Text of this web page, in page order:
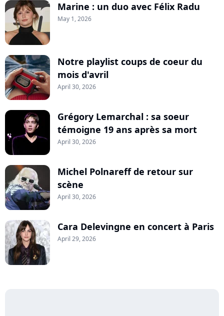
Marine : un duo avec Félix Radu
May 1, 2026
Notre playlist coups de coeur du
mois d'avril
April 30, 2026
Grégory Lemarchal : sa soeur
témoigne 19 ans après sa mort
April 30, 2026
Michel Polnareff de retour sur
scène
April 30, 2026
Cara Delevingne en concert à Paris
April 29, 2026